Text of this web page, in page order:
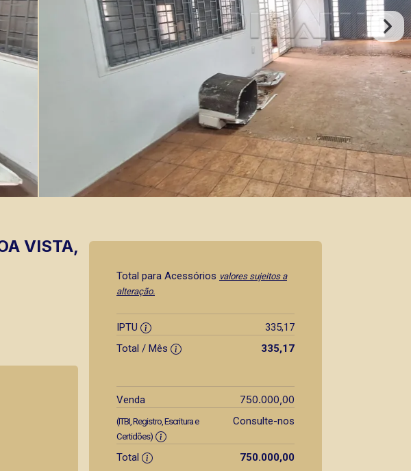
VISTA,
Total para Acessórios valores sujeitos a
alteração.
IPTU
335,17
Total / Mês
335,17
Venda 750.000,00
(ITBI, Registro, Escritura e
Certidões)
Consulte-nos
Total 750.000,00